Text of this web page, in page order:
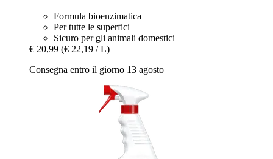
Formula bioenzimatica
Per tutte le superfici
Sicuro per gli animali domestici
€ 20,99 (€ 22,19 / L)
Consegna entro il giorno 13 agosto